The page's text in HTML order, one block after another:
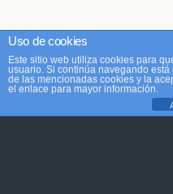
Uso de cookies
Este sitio web utiliza cookies para
usuario. Si continúa navegando
de las mencionadas cookies y la
el enlace para mayor información.